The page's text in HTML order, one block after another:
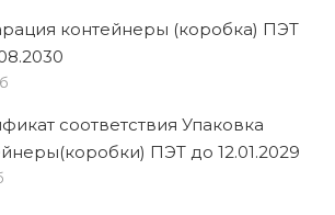
контейнеры (коробка) ПЭТ
соответствия Упаковка
ПЭТ до 12.01.2029